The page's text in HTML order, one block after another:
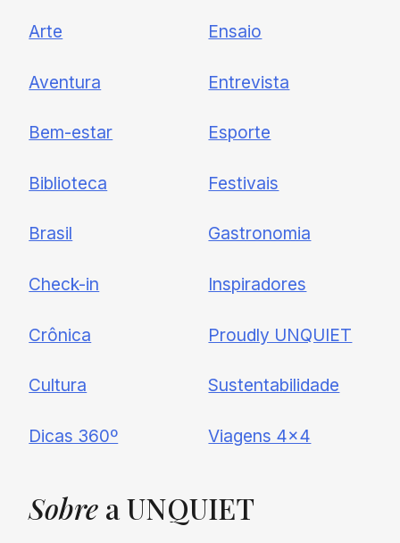
Arte
Aventura
Bem-estar
Biblioteca
Brasil
Check-in
Crônica
Cultura
Dicas 360º
Ensaio
Entrevista
Esporte
Festivais
Gastronomia
Inspiradores
Proudly UNQUIET
Sustentabilidade
Viagens 4×4
Sobre a UNQUIET